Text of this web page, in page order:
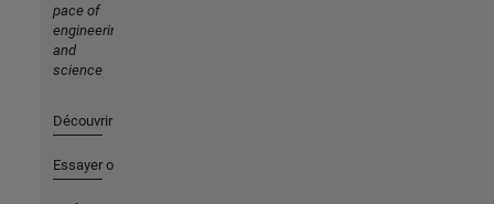
pace of
engineering
and
science
Découvrir les produits
Essayer ou acheter